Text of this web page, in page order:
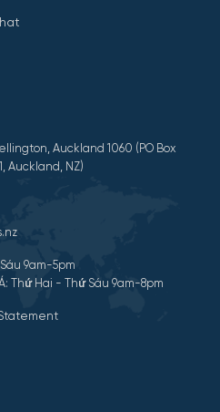
Auckland 1060 (PO Box
Auckland, NZ)
9am-5pm
Thứ Hai - Thứ Sáu 9am-8pm